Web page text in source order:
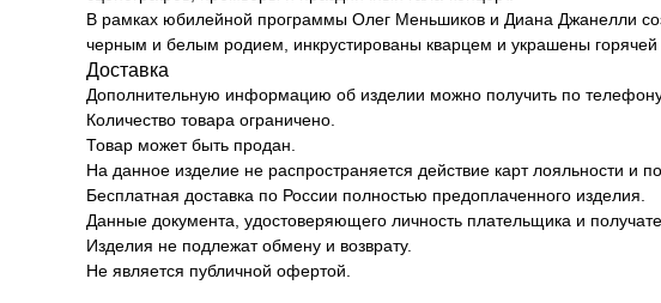
В рамках юбилейной программы Олег Меньшиков и Диана Джанелли
черным и белым родием, инкрустированы кварцем и украшены
Доставка
Дополнительную информацию об изделии можно получить по
Количество товара ограничено.
Товар может быть продан.
На данное изделие не распространяется действие карт лояльности и
Бесплатная доставка по России полностью предоплаченного изделия.
Данные документа, удостоверяющего личность плательщика и
Изделия не подлежат обмену и возврату.
Не является публичной офертой.